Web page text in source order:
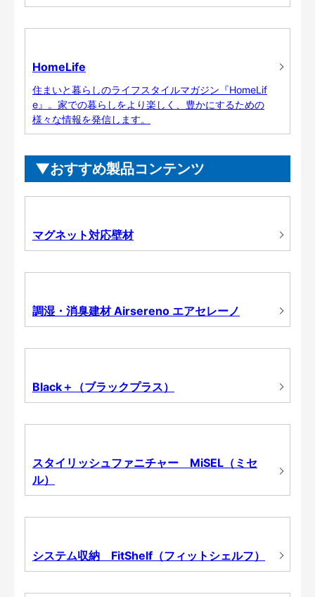
HomeLife
住まいと暮らしのライフスタイルマガジン『HomeLif
e』。家での暮らしをより楽しく、豊かにするための
様々な情報を発信します。
おすすめ製品コンテンツ
マグネット対応壁材
調湿・消臭建材 Airsereno エアセレーノ
Black＋（ブラックプラス）
スタイリッシュファニチャー MiSEL（ミセ
ル）
システム収納 FitShelf（フィットシェルフ）